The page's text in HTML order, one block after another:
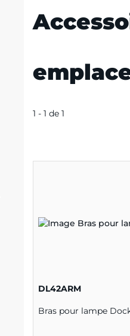
1 - 1 de 1
DL42ARM
Bras pour lampe